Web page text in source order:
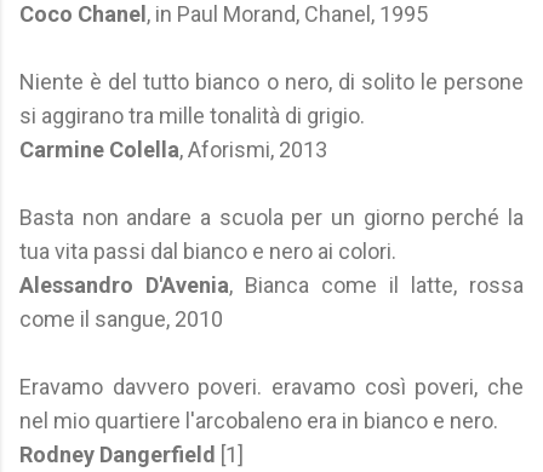
Coco Chanel , in Paul Morand, Chanel, 1995
Niente è del tutto bianco o nero, di solito le persone
si aggirano tra mille tonalità di grigio.
Carmine Colella, Aforismi, 2013
Basta non andare a scuola per un giorno perché la
tua vita passi dal bianco e nero ai colori.
Alessandro D'Avenia, Bianca come il latte, rossa
come il sangue, 2010
Eravamo davvero poveri. eravamo così poveri, che
nel mio quartiere l'arcobaleno era in bianco e nero.
Rodney Dangerfield [1]